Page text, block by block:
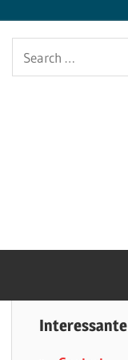
for:
Interessante